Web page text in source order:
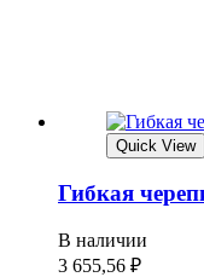
Quick View
Гибкая
В наличии
3 655,56 ₽